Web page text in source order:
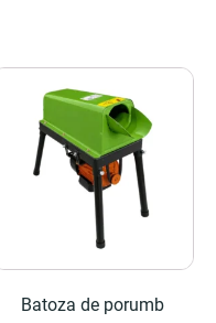
Batoza de porumb